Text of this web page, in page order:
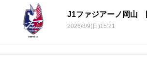
J1ファジアーノ岡山
2026/8/9(日)15:21